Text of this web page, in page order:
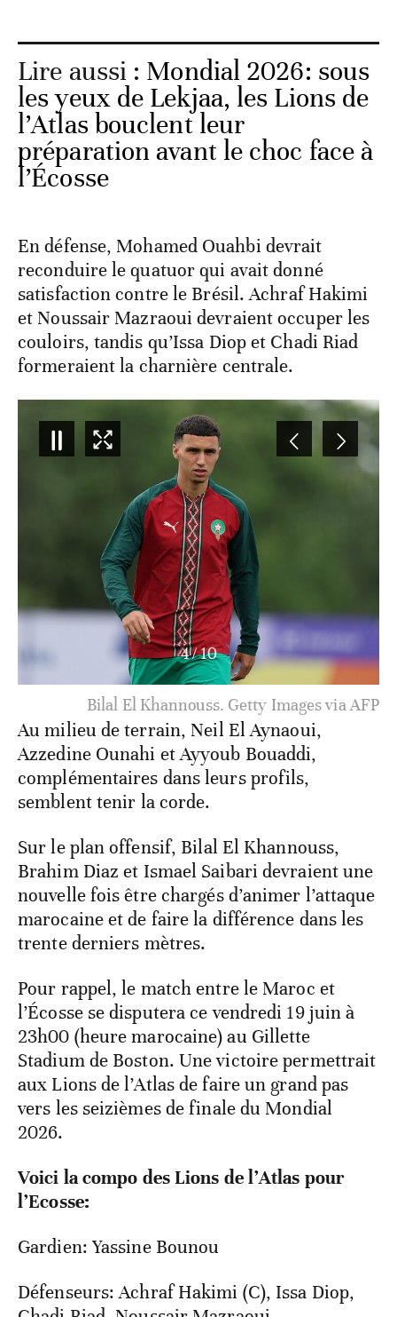
Lire aussi : Mondial 2026: sous
les yeux de Lekjaa, les Lions de
l’Atlas bouclent leur
préparation avant le choc face à
l’Écosse
En défense, Mohamed Ouahbi devrait
reconduire le quatuor qui avait donné
satisfaction contre le Brésil. Achraf Hakimi
et Noussair Mazraoui devraient occuper les
couloirs, tandis qu’Issa Diop et Chadi Riad
formeraient la charnière centrale.
5/10
Achraf Hakimi et Azzedine Ounahi. Getty Images
Au milieu de terrain, Neil El Aynaoui,
Azzedine Ounahi et Ayyoub Bouaddi,
complémentaires dans leurs profils,
Sur le plan offensif, Bilal El Khannouss,
Brahim Diaz et Ismael Saibari devraient une
nouvelle fois être chargés d’animer l’attaque
marocaine et de faire la différence dans les
Pour rappel, le match entre le Maroc et
l’Écosse se disputera ce vendredi 19 juin à
23h00 (heure marocaine) au Gillette
Stadium de Boston. Une victoire permettrait
aux Lions de l’Atlas de faire un grand pas
vers les seizièmes de finale du Mondial
Voici la compo des Lions de l’Atlas pour